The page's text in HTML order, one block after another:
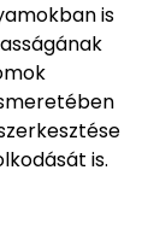
is
is.